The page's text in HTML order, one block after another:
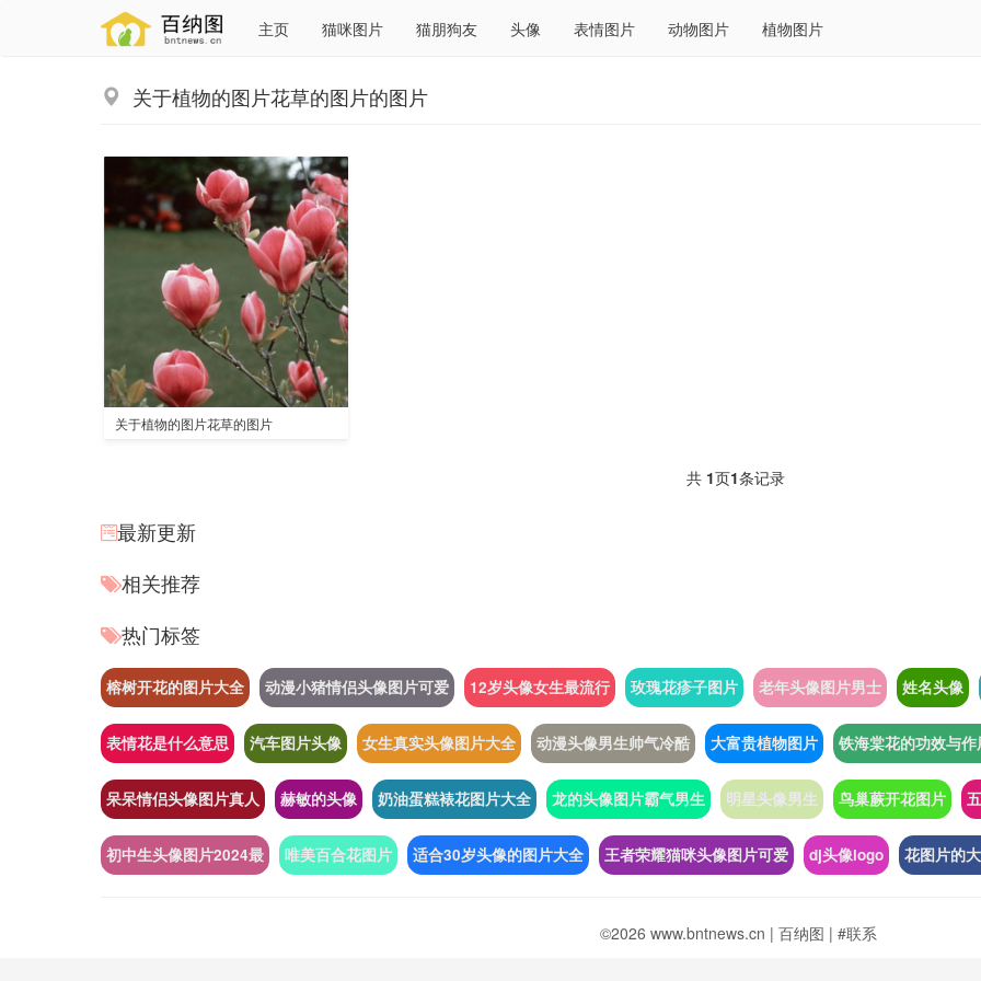
主页 猫咪图片 猫朋狗友 头像 表情图片 动物图片 植物图片
关于植物的图片花草的图片的图片
关于植物的图片花草的图片
共 1页1条记录
最新更新
相关推荐
热门标签
榕树开花的图片大全 动漫小猪情侣头像图片可爱 12岁头像女生最流行 玫瑰花疹子图片 老年头像图片男士 姓名头像
表情花是什么意思 汽车图片头像 女生真实头像图片大全 动漫头像男生帅气冷酷 大富贵植物图片 铁海棠花的功效与作
呆呆情侣头像图片真人 赫敏的头像 奶油蛋糕裱花图片大全 龙的头像图片霸气男生 明星头像男生 鸟巢蕨开花图片
初中生头像图片2024最 唯美百合花图片 适合30岁头像的图片大全 王者荣耀猫咪头像图片可爱 dj头像logo 花图片的
©2026 www.bntnews.cn | 百纳图 | #联系